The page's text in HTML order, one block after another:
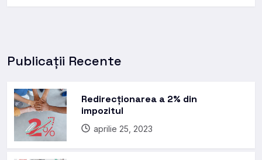
Publicații Recente
Redirecționarea a 2% din
impozitul
aprilie 25, 2023